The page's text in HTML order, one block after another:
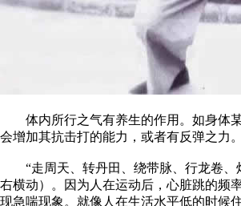
体内所行之气有养生的作用。如身体某
会增加其抗击打的能力，或者有反弹之力
“走周天、转丹田、绕带脉、行龙卷、
右横动）。因为人在运动后，心脏跳的频
现急喘现象。就像人在生活水平低的时候